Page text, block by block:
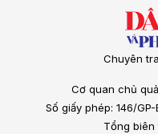
Chuyên
Cơ quan chủ
Số giấy phép: 146/
Tổng biên